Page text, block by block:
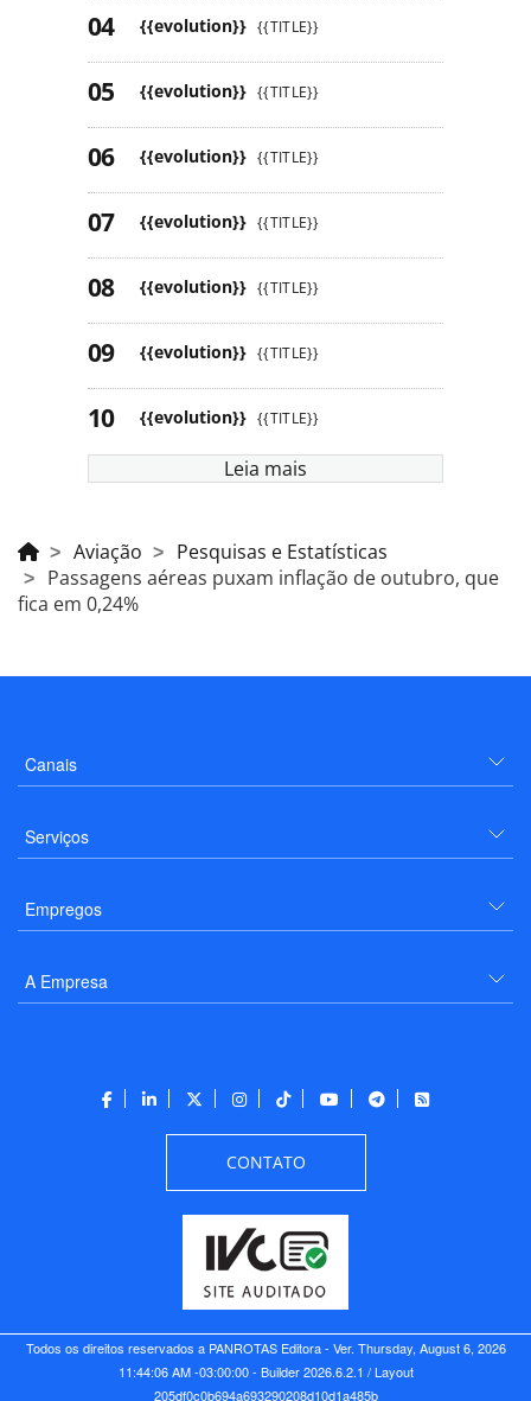
{{evolution}} {{TITLE}}
{{evolution}} {{TITLE}}
{{evolution}} {{TITLE}}
{{evolution}} {{TITLE}}
{{evolution}} {{TITLE}}
{{evolution}} {{TITLE}}
{{evolution}} {{TITLE}}
Leia mais
Aviação
Pesquisas e Estatísticas
Passagens aéreas puxam inflação de outubro, que
fica em 0,24%
Canais
Serviços
Empregos
A Empresa
CONTATO
Todos os direitos reservados a PANROTAS Editora - Ver. Thursday, August 6, 2026
11:44:06 AM -03:00:00 - Builder 2026.6.2.1 / Layout
205df0c0b694a693290208d10d1a485b